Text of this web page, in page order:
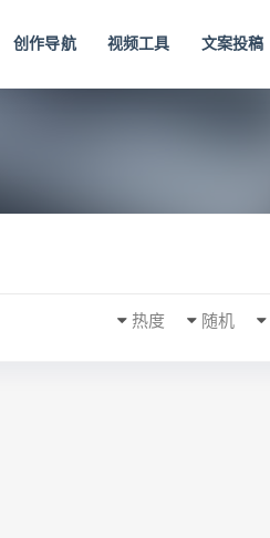
创作导航 视频工具 文案投稿
随机
热度